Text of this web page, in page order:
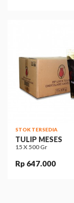
STOK TERSEDIA
TULIP MESES
15 X 500 Gr
Rp 647.000